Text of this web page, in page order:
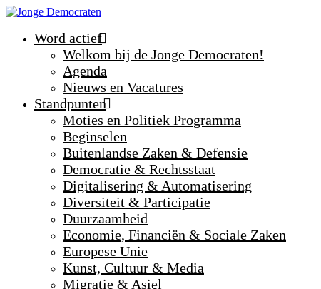
Word actief
Welkom bij de Jonge Democraten!
Agenda
Nieuws en Vacatures
Standpunten
Moties en Politiek Programma
Beginselen
Buitenlandse Zaken & Defensie
Democratie & Rechtsstaat
Digitalisering & Automatisering
Diversiteit & Participatie
Duurzaamheid
Economie, Financiën & Sociale Zaken
Europese Unie
Kunst, Cultuur & Media
Migratie & Asiel